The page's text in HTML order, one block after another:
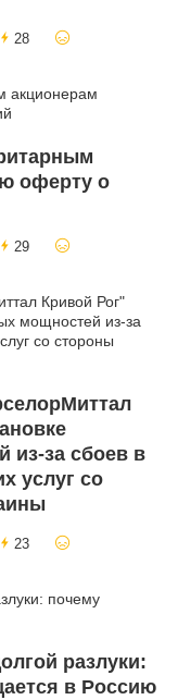
28
оферту о
29
из-за сбоев в
услуг со
23
разлуки:
в Россию